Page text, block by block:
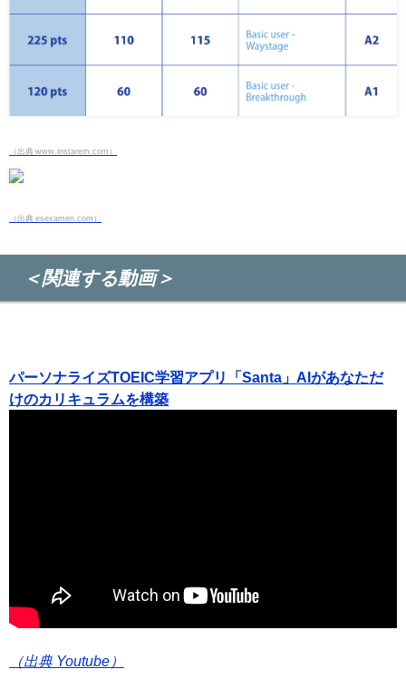
（出典 www.instarem.com）
（出典 esexamen.com）
＜関連する動画＞
パーソナライズTOEIC学習アプリ「Santa」AIがあなただ
けのカリキュラムを構築
（出典 Youtube）